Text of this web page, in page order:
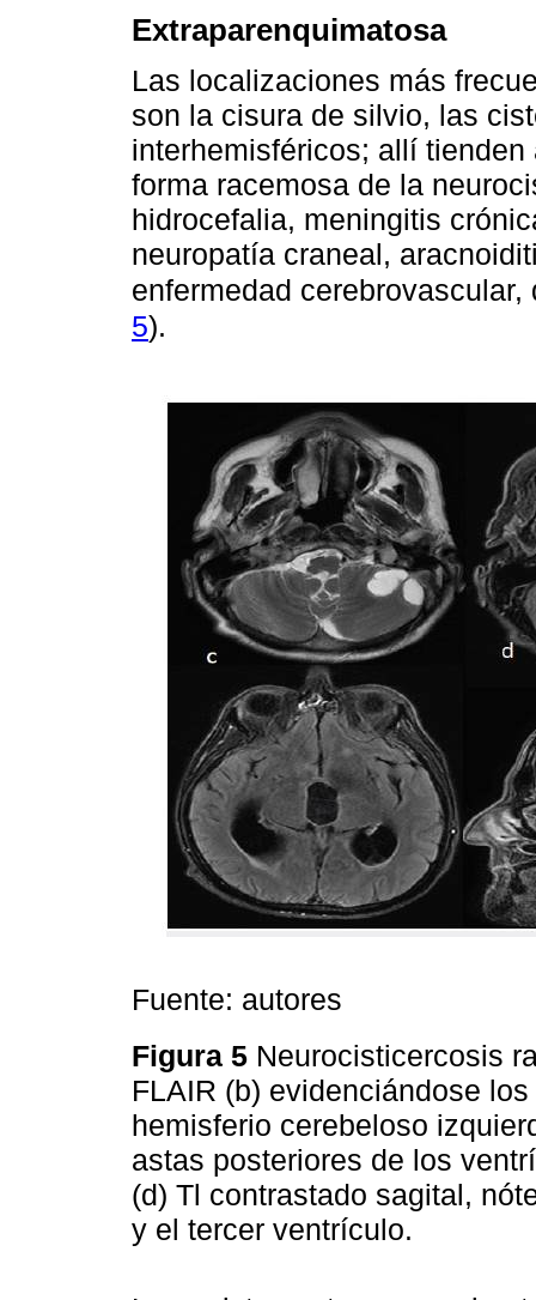
Extraparenquimatosa
Las localizaciones más
son la cisura de silvio, las
interhemisféricos; allí
forma racemosa de la
hidrocefalia, meningitis
neuropatía craneal,
enfermedad
5).
Fuente: autores
Figura 5 Neurocisticercosis
FLAIR (b) evidenciándose
hemisferio cerebeloso
astas posteriores de los
(d) Tl contrastado sagital,
y el tercer ventrículo.